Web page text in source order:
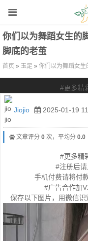
你们以为舞蹈女生的
脚底的老茧
首页 » 玉足 » 你们以为舞蹈女生
#更多精
Jiojio 2025-01-19
文章评分 0 次，平均分 0.0
#更多精
#注册后
手机付费请将付
#广告合作加
保存以下图片，用微信识